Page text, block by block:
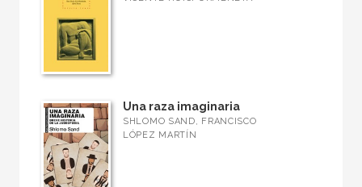
Una raza imaginaria
SHLOMO SAND, FRANCISCO
LÓPEZ MARTÍN